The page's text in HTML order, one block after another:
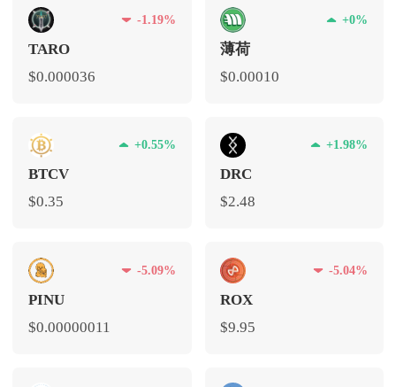
-1.19%
TARO
$0.000036
+0%
薄荷
$0.00010
+0.55%
BTCV
$0.35
+1.98%
DRC
$2.48
-5.09%
PINU
$0.00000011
-5.04%
ROX
$9.95